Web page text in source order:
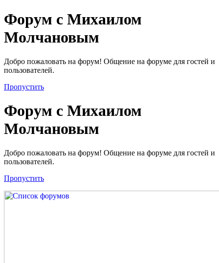
Форум с Михаилом
Молчановым
Добро пожаловать на форум! Общение на форуме для гостей и
пользователей.
Пропустить
Форум с Михаилом
Молчановым
Добро пожаловать на форум! Общение на форуме для гостей и
пользователей.
Пропустить